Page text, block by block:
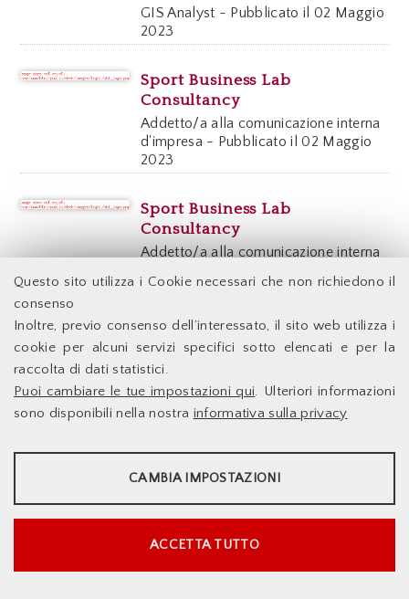
Questo sito utilizza i Cookie necessari che non richiedono il
consenso
Inoltre, previo consenso dell’interessato, il sito web utilizza i
cookie per alcuni servizi specifici sotto elencati e per la
raccolta di dati statistici.
Puoi cambiare le tue impostazioni qui. Ulteriori informazioni
sono disponibili nella nostra informativa sulla privacy
STATISTICHE
Mostra maggiori informazioni
Google Analytics
CAMBIA IMPOSTAZIONI
ACCETTA TUTTO
GIS Analyst - Pubblicato il 02 Maggio
2023
Sport Business Lab
Consultancy
Addetto/a alla comunicazione interna
d'impresa - Pubblicato il 02 Maggio
2023
Sport Business Lab
Consultancy
Addetto/a alla comunicazione interna
2023
Sport Business Lab
Consultancy
02 Maggio 2023
Sport Business Lab
Consultancy
Maggio 2023